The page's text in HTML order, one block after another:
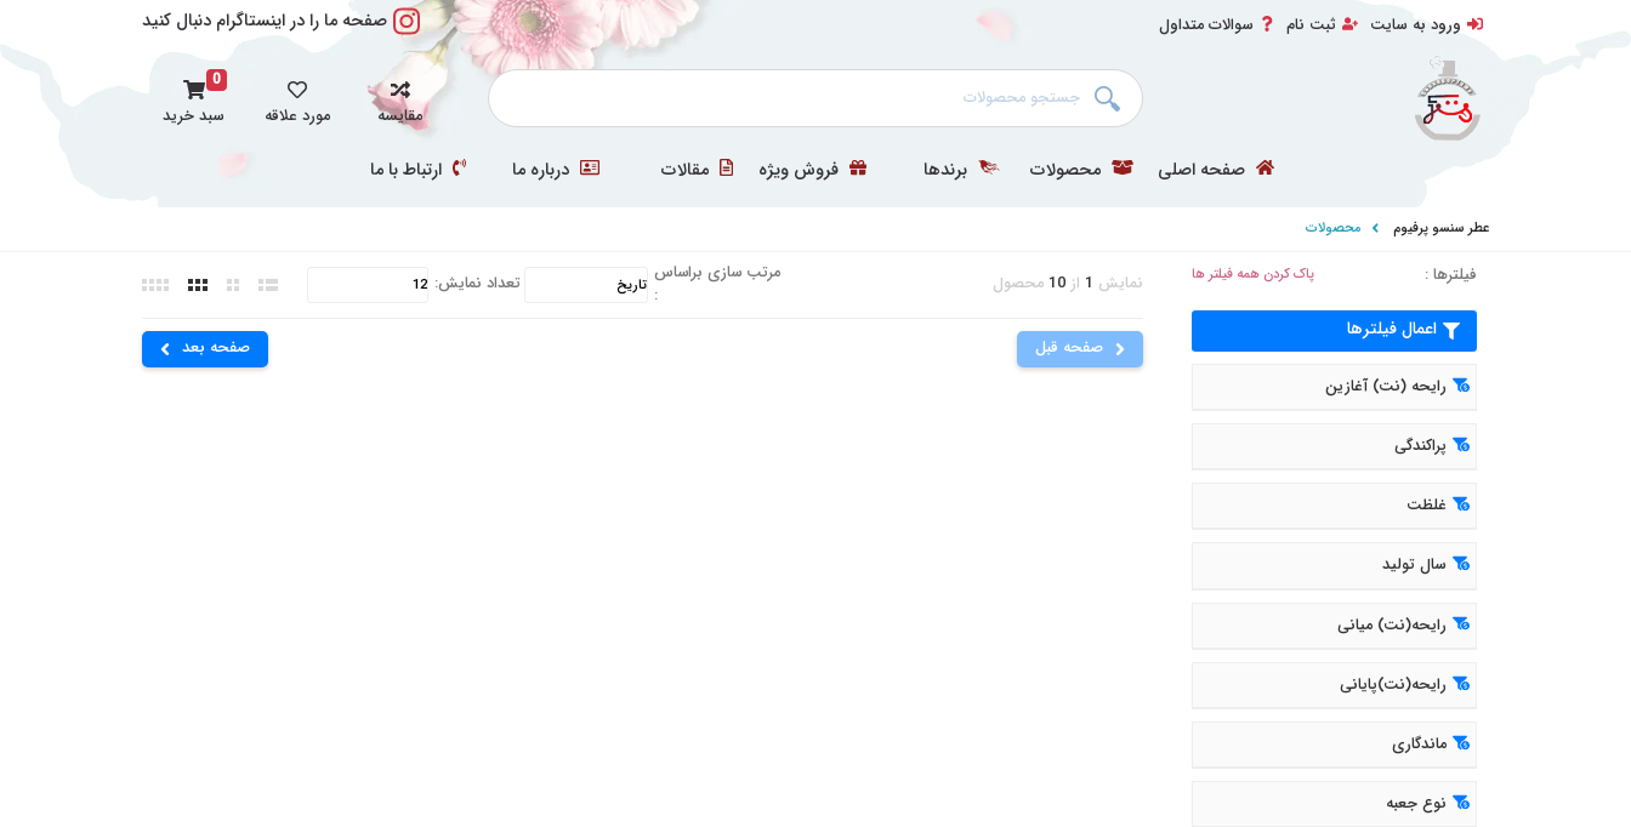
ورود به سایت ثبت نام سوالات متداول صفحه ما را در اینستاگرام دنبال کنید
مقایسه مورد علاقه
0
سبد خرید
صفحه اصلی محصولات برندها فروش ویژه مقالات درباره ما ارتباط با ما
عطر سنسو پرفیوم محصولات
نمایش 1 از 10 محصول
مرتب سازی براساس
:
تعداد نمایش:
صفحه قبل صفحه بعد
فیلترها : پاک کردن همه فیلتر ها
اعمال فیلترها
رایحه (نت) آغازین
پراکندگی
غلظت
سال تولید
رایحه(نت) میانی
رایحه(نت)پایانی
ماندگاری
نوع جعبه